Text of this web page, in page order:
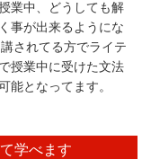
業中、どうしても解
事が出来るようにな
されてる方でライテ
授業中に受けた文法
能となってます。
学べます